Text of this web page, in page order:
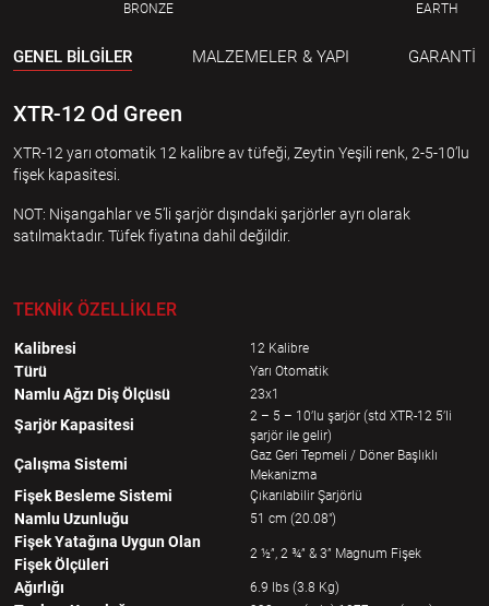
BRONZE
EARTH
GENEL BİLGİLER MALZEMELER & YAPI GARANTİ
XTR-12 Od Green
XTR-12 yarı otomatik 12 kalibre av tüfeği, Zeytin Yeşili renk, 2-5-10’lu
fişek kapasitesi.
NOT: Nişangahlar ve 5’li şarjör dışındaki şarjörler ayrı olarak
satılmaktadır. Tüfek fiyatına dahil değildir.
TEKNİK ÖZELLİKLER
Kalibresi 12 Kalibre
Türü Yarı Otomatik
Namlu Ağzı Diş Ölçüsü 23x1
Şarjör Kapasitesi
2 – 5 – 10’lu şarjör (std XTR-12 5’li
şarjör ile gelir)
Çalışma Sistemi
Gaz Geri Tepmeli / Döner Başlıklı
Mekanizma
Fişek Besleme Sistemi Çıkarılabilir Şarjörlü
Namlu Uzunluğu 51 cm (20.08")
Fişek Yatağına Uygun Olan
Fişek Ölçüleri
2 ½”, 2 ¾” & 3” Magnum Fişek
Ağırlığı 6.9 lbs (3.8 Kg)